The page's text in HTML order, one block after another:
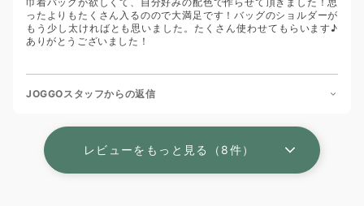
ったよりもたくさん入るのので大満足です！バッグのショルダーが
もう少し太ければとも思いました。たくさん使わせてもらいます♪
ありがとうございました！
JOGGOスタッフからの返信
レビューをもっと見る（8件）